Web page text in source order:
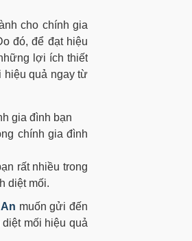
cho chính gia
đó, để đạt hiệu
lợi ích thiết
hiệu quả ngay từ
gia đình bạn
chính gia đình
rất nhiều trong
diệt mối.
muốn gửi đến
mối hiệu quả